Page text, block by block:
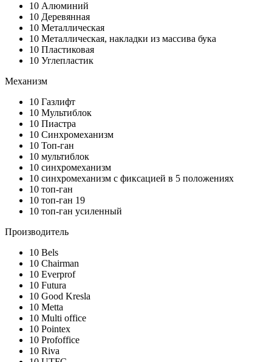
10 Алюминий
10 Деревянная
10 Металлическая
10 Металлическая, накладки из массива бука
10 Пластиковая
10 Углепластик
Механизм
10 Газлифт
10 Мультиблок
10 Пиастра
10 Синхромеханизм
10 Топ-ган
10 мультиблок
10 синхромеханизм
10 синхромеханизм с фиксацией в 5 положениях
10 топ-ган
10 топ-ган 19
10 топ-ган усиленный
Производитель
10 Bels
10 Chairman
10 Everprof
10 Futura
10 Good Kresla
10 Metta
10 Multi office
10 Pointex
10 Profoffice
10 Riva